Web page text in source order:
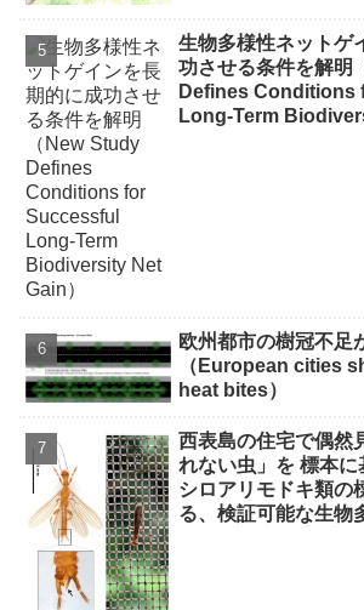
生物多様性ネットゲ
功させる条件を解明
Defines Conditions
Long-Term
欧州都市の樹冠不足
（European cities
heat bites）
西表島の住宅で偶然
れない虫」を 標本
シロアリモドキ類の
る、検証可能な生物